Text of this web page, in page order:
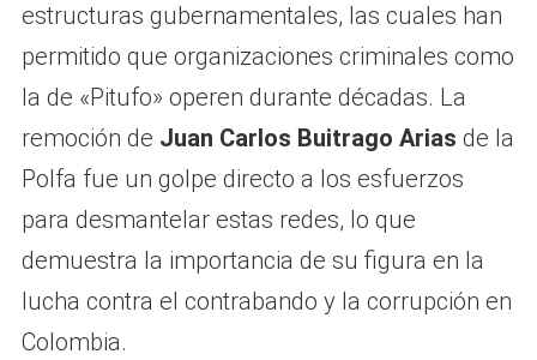
estructuras gubernamentales, las cuales han
permitido que organizaciones criminales como
la de «Pitufo» operen durante décadas. La
remoción de Juan Carlos Buitrago Arias de la
Polfa fue un golpe directo a los esfuerzos
para desmantelar estas redes, lo que
demuestra la importancia de su figura en la
lucha contra el contrabando y la corrupción en
Colombia.